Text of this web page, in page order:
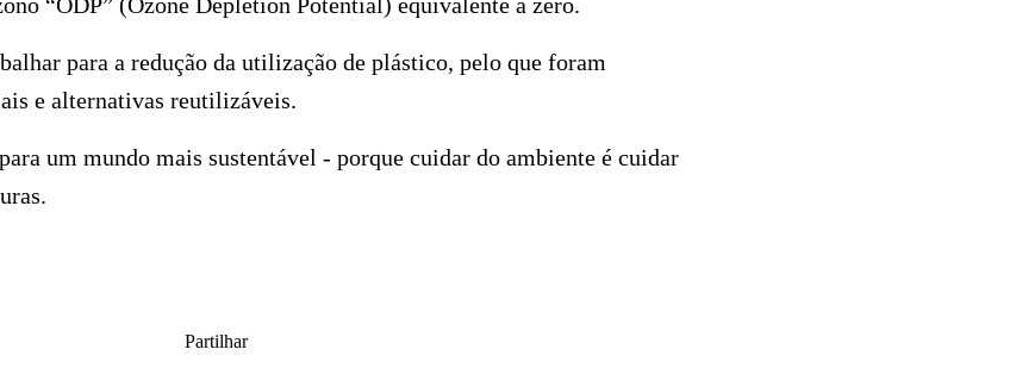
para a redução da utilização de plástico, pelo que foram
e alternativas reutilizáveis.
um mundo mais sustentável - porque cuidar do ambiente é cuidar
Partilhar